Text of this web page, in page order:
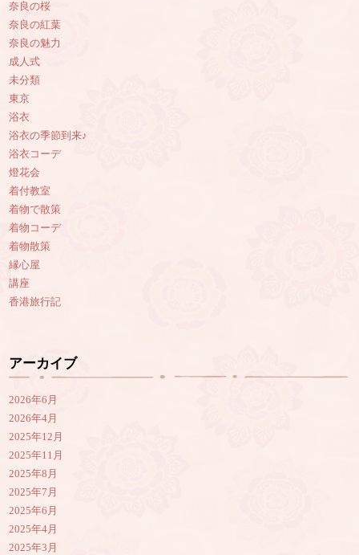
奈良の桜
奈良の紅葉
奈良の魅力
成人式
未分類
東京
浴衣
浴衣の季節到来♪
浴衣コーデ
燈花会
着付教室
着物で散策
着物コーデ
着物散策
縁心屋
講座
香港旅行記
アーカイブ
2026年6月
2026年4月
2025年12月
2025年11月
2025年8月
2025年7月
2025年6月
2025年4月
2025年3月